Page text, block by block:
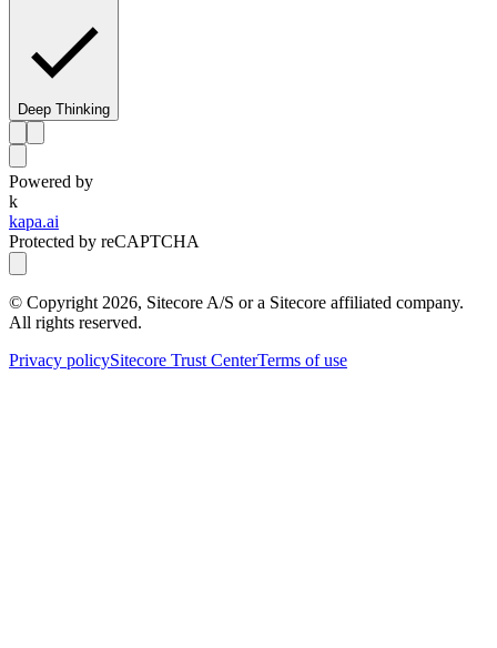
Deep Thinking
Powered by
k
kapa.ai
Protected by reCAPTCHA
© Copyright 2026, Sitecore A/S or a Sitecore affiliated company.
All rights reserved.
Privacy policySitecore Trust CenterTerms of use